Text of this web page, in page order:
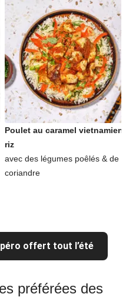
Poulet au caramel vietnamien
riz
avec des légumes poêlés & de
coriandre
offert tout l’été
préférées des